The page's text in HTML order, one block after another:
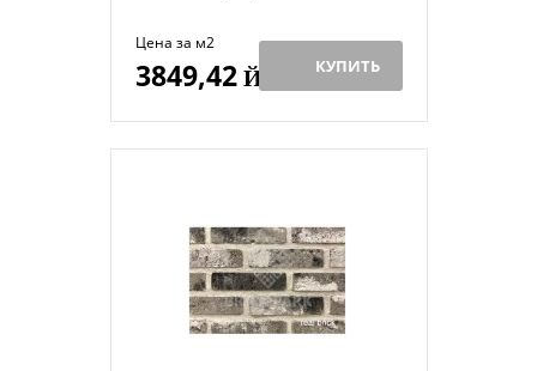
Цена за м2
3849,42Й КУПИТЬ